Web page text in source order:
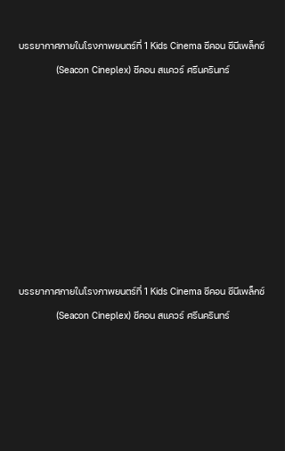
บรรยากาศภายในโรงภาพยนตร์ที่ 1 Kids Cinema ซีคอน ซีนีเพล็กซ์
(Seacon Cineplex) ซีคอน สแควร์ ศรีนครินทร์
บรรยากาศภายในโรงภาพยนตร์ที่ 1 Kids Cinema ซีคอน ซีนีเพล็กซ์
(Seacon Cineplex) ซีคอน สแควร์ ศรีนครินทร์